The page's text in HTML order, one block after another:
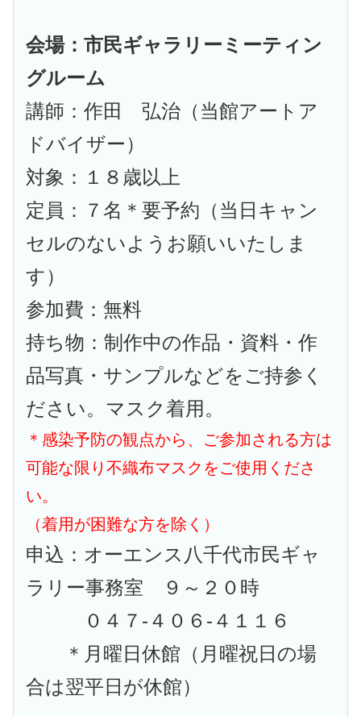
会場：市民ギャラリーミーティン
グルーム
講師：作田 弘治（当館アートア
ドバイザー）
対象：１８歳以上
定員：７名＊要予約（当日キャン
セルのないようお願いいたしま
す）
参加費：無料
持ち物：制作中の作品・資料・作
品写真・サンプルなどをご持参く
ださい。マスク着用。
＊感染予防の観点から、ご参加される方は
可能な限り不織布マスクをご使用くださ
い。
（着用が困難な方を除く）
申込：オーエンス八千代市民ギャ
ラリー事務室 ９～２０時
０４７-４０６-４１１６
＊月曜日休館（月曜祝日の場
合は翌平日が休館）